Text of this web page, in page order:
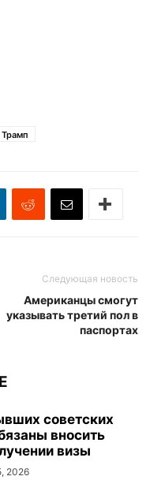
Следующая новость
Американцы смогут
указывать третий пол в
паспортах
советских
вносить
визы
2026